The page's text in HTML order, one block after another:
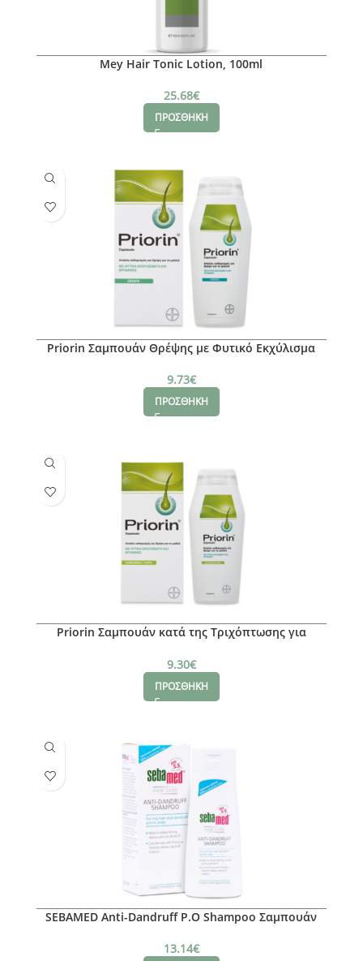
Mey Hair Tonic Lotion, 100ml
25.68€
ΠΡΟΣΘΗΚΗ
Priorin Σαμπουάν Θρέψης με Φυτικό Εκχύλισμα
Λιπαρά Μαλλιά, 200ml
9.73€
ΠΡΟΣΘΗΚΗ
Priorin Σαμπουάν κατά της Τριχόπτωσης για
9.30€
ΠΡΟΣΘΗΚΗ
SEBAMED Anti-Dandruff P.O Shampoo Σαμπουάν
13.14€